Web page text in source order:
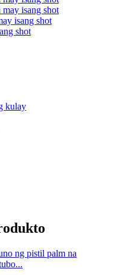
isang shot
isang shot
shot
kulay